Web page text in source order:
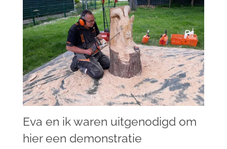
Eva en ik waren uitgenodigd om
hier een demonstratie